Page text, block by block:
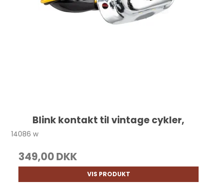
Blink kontakt til vintage cykler,
14086 w
349,00 DKK
VIS PRODUKT